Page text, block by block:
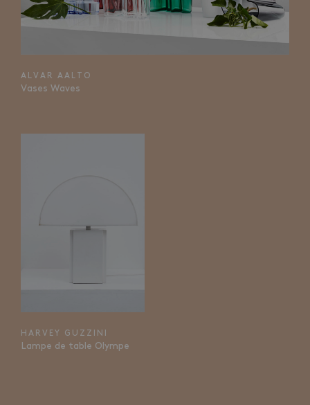
ALVAR AALTO
Vases Waves
HARVEY GUZZINI
Lampe de table Olympe